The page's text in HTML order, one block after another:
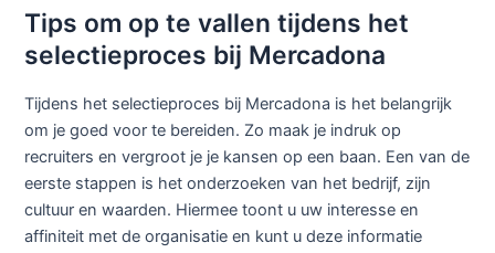
Tips om op te vallen tijdens het
selectieproces bij Mercadona
Tijdens het selectieproces bij Mercadona is het belangrijk
om je goed voor te bereiden. Zo maak je indruk op
recruiters en vergroot je je kansen op een baan. Een van de
eerste stappen is het onderzoeken van het bedrijf, zijn
cultuur en waarden. Hiermee toont u uw interesse en
affiniteit met de organisatie en kunt u deze informatie